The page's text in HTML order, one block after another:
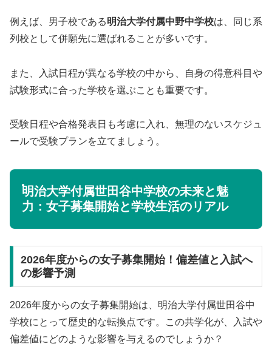
例えば、男子校である明治大学付属中野中学校は、同じ系
列校として併願先に選ばれることが多いです。
また、入試日程が異なる学校の中から、自身の得意科目や
試験形式に合った学校を選ぶことも重要です。
受験日程や合格発表日も考慮に入れ、無理のないスケジュ
ールで受験プランを立てましょう。
明治大学付属世田谷中学校の未来と魅
力：女子募集開始と学校生活のリアル
2026年度からの女子募集開始！偏差値と入試へ
の影響予測
2026年度からの女子募集開始は、明治大学付属世田谷中
学校にとって歴史的な転換点です。この共学化が、入試や
偏差値にどのような影響を与えるのでしょうか？